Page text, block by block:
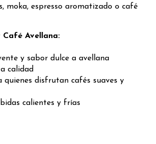
moka, espresso aromatizado o café
Café Avellana:
y sabor dulce a avellana
calidad
quienes disfrutan cafés suaves y
calientes y frías